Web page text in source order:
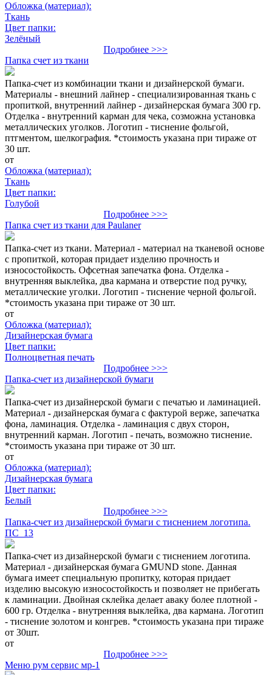
Обложка (материал):
Ткань
Цвет папки:
Зелёный
Подробнее >>>
Папка счет из ткани
Папка-счет из комбинации ткани и дизайнерской бумаги.
Материалы - внешний лайнер - специализированная ткань с
пропиткой, внутренний лайнер - дизайнерская бумага 300 гр.
Отделка - внутренний карман для чека, созможна установка
металлических уголков. Логотип - тиснение фольгой,
птгментом, шелкография. *стоимость указана при тираже от
30 шт.
от
Обложка (материал):
Ткань
Цвет папки:
Голубой
Подробнее >>>
Папка счет из ткани для Paulaner
Папка-счет из ткани. Материал - материал на тканевой основе
с пропиткой, которая придает изделию прочность и
износостойкость. Офсетная запечатка фона. Отделка -
внутренняя выклейка, два кармана и отверстие под ручку,
металлические уголки. Логотип - тиснение черной фольгой.
*стоимость указана при тираже от 30 шт.
от
Обложка (материал):
Дизайнерская бумага
Цвет папки:
Полноцветная печать
Подробнее >>>
Папка-счет из дизайнерской бумаги
Папка-счет из дизайнерской бумаги с печатью и ламинацией.
Материал - дизайнерская бумага с фактурой верже, запечатка
фона, ламинация. Отделка - ламинация с двух сторон,
внутренний карман. Логотип - печать, возможно тиснение.
*стоимость указана при тираже от 30 шт.
от
Обложка (материал):
Дизайнерская бумага
Цвет папки:
Белый
Подробнее >>>
Папка-счет из дизайнерской бумаги с тиснением логотипа.
ПС_13
Папка-счет из дизайнерской бумаги с тиснением логотипа.
Материал - дизайнерская бумага GMUND stone. Данная
бумага имеет специальную пропитку, которая придает
изделию высокую износостойкость и позволяет не прибегать
к ламинации. Двойная склейка делает аваку более плотной -
600 гр. Отделка - внутренняя выклейка, два кармана. Логотип
- тиснение золотом и конгрев. *стоимость указана при тираже
от 30шт.
от
Подробнее >>>
Меню рум сервис мр-1